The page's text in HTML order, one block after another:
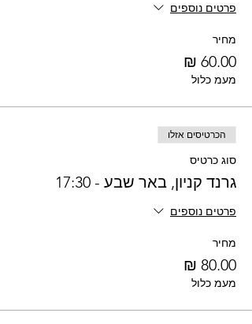
פרטים נוספים
מחיר
מעמ כלול
הכרטיסים אזלו
סוג כרטיס
גרנד קניון, באר שבע - 17:30
פרטים נוספים
מחיר
מעמ כלול